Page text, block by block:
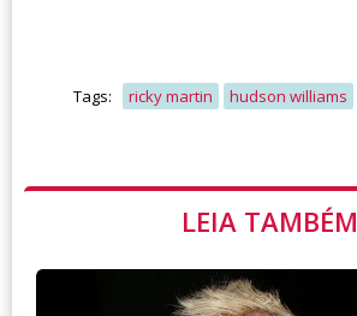
Tags: ricky martin hudson williams
LEIA TAMBÉM